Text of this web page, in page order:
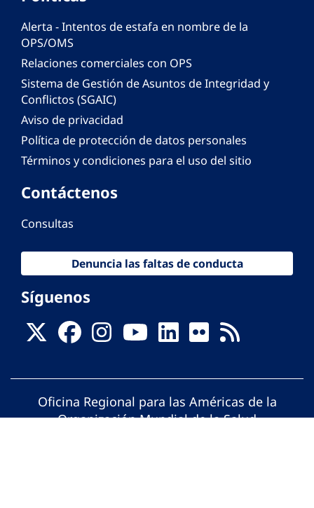
Alerta - Intentos de estafa en nombre de la
OPS/OMS
Relaciones comerciales con OPS
Sistema de Gestión de Asuntos de Integridad y
Conflictos (SGAIC)
Aviso de privacidad
Política de protección de datos personales
Términos y condiciones para el uso del sitio
Contáctenos
Consultas
Denuncia las faltas de conducta
Síguenos
Oficina Regional para las Américas de la
Organización Mundial de la Salud